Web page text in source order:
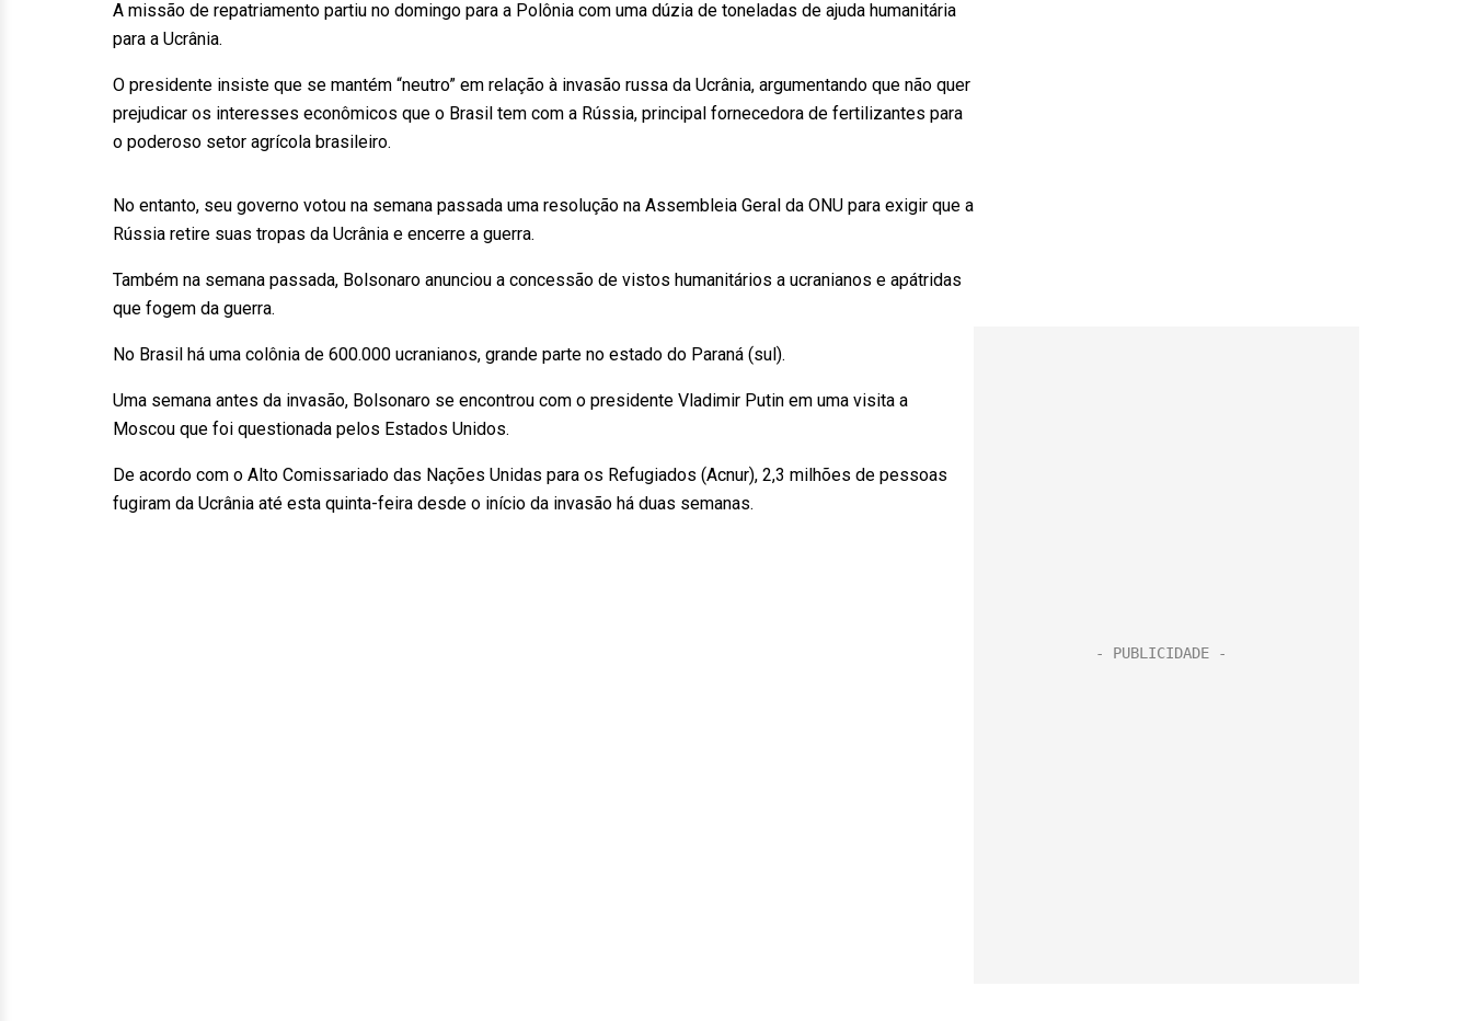
A missão de repatriamento partiu no domingo para a Polônia com uma dúzia de toneladas de ajuda humanitária
para a Ucrânia.
O presidente insiste que se mantém “neutro” em relação à invasão russa da Ucrânia, argumentando que não quer
prejudicar os interesses econômicos que o Brasil tem com a Rússia, principal fornecedora de fertilizantes para
o poderoso setor agrícola brasileiro.
No entanto, seu governo votou na semana passada uma resolução na Assembleia Geral da ONU para exigir que a
Rússia retire suas tropas da Ucrânia e encerre a guerra.
Também na semana passada, Bolsonaro anunciou a concessão de vistos humanitários a ucranianos e apátridas
que fogem da guerra.
No Brasil há uma colônia de 600.000 ucranianos, grande parte no estado do Paraná (sul).
Uma semana antes da invasão, Bolsonaro se encontrou com o presidente Vladimir Putin em uma visita a
Moscou que foi questionada pelos Estados Unidos.
De acordo com o Alto Comissariado das Nações Unidas para os Refugiados (Acnur), 2,3 milhões de pessoas
fugiram da Ucrânia até esta quinta-feira desde o início da invasão há duas semanas.